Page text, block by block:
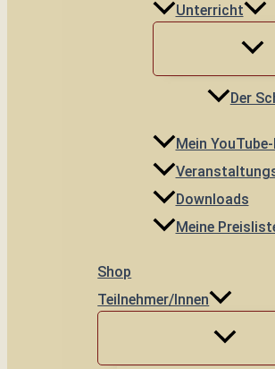
Unterricht
Der
Mein
Downloads
Meine
Shop
Teilnehmer/innen